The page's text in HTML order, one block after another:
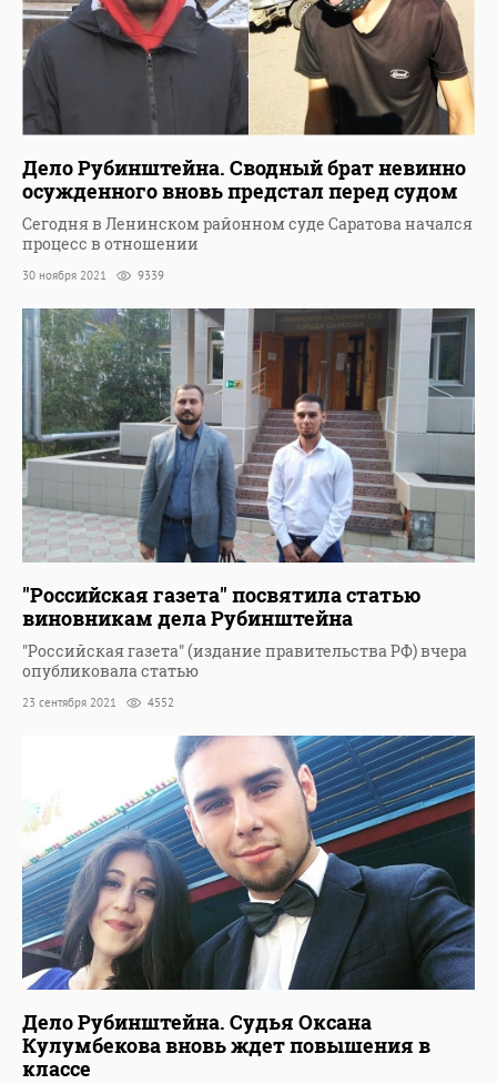
Дело Рубинштейна. Сводный брат невинно
осужденного вновь предстал перед судом
Сегодня в Ленинском районном суде Саратова начался
процесс в отношении
30 ноября 2021 9339
"Российская газета" посвятила статью
виновникам дела Рубинштейна
"Российская газета" (издание правительства РФ) вчера
опубликовала статью
23 сентября 2021 4552
Дело Рубинштейна. Судья Оксана
Кулумбекова вновь ждет повышения в
классе